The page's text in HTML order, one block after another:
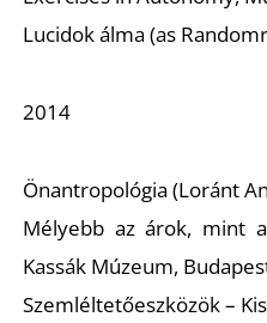
Lucidok álma (as
2014
Önantropológia (Loránt
Mélyebb az árok, mint
Kassák Múzeum,
Szemléltetőeszközök –